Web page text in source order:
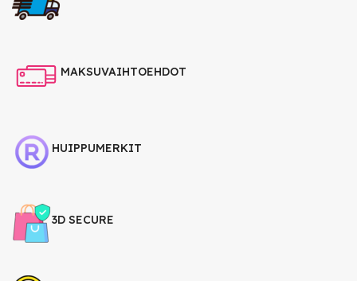
MAKSUVAIHTOEHDOT
HUIPPUMERKIT
3D SECURE